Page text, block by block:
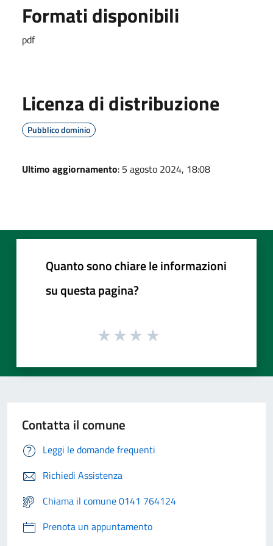
Formati disponibili
pdf
Licenza di distribuzione
Pubblico dominio
Ultimo aggiornamento: 5 agosto 2024, 18:08
Quanto sono chiare le informazioni
su questa pagina?
Contatta il comune
Leggi le domande frequenti
Richiedi Assistenza
Chiama il comune 0141 764124
Prenota un appuntamento